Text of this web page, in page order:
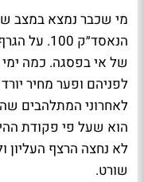
מי שכבר נמצא במצב
הנאסד״ק
של אי בפסגה. כמה
לפניהם ופער מחיר
לאחרוני המתלהבים
הוא שעל פי פקודת
לא נחצה הרצף העליון
שורט.